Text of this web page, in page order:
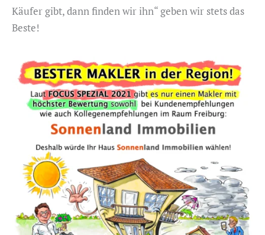
Käufer gibt, dann finden wir ihn“ geben wir stets das
Beste!